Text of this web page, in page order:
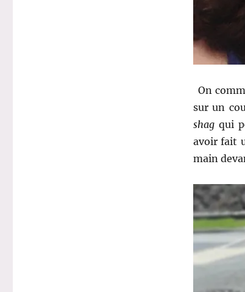
On
sur un
shagqui
avoir fait
main